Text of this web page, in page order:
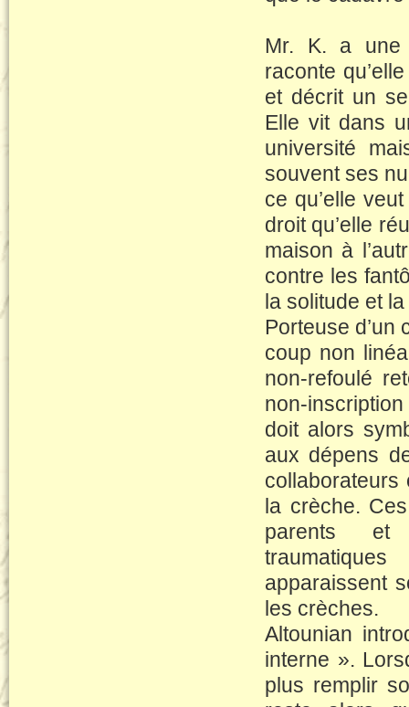
Mr. K. a une
raconte
et décrit un
Elle vit dans
université
souvent ses
ce qu’elle
droit qu’elle
maison à
contre les
la solitude et
Porteuse
coup non
non-refoulé
non-
doit alors
aux dépens
collaborateurs
la crèche.
parents et
apparaissent
les crèches.
Altounian
interne ».
plus remplir